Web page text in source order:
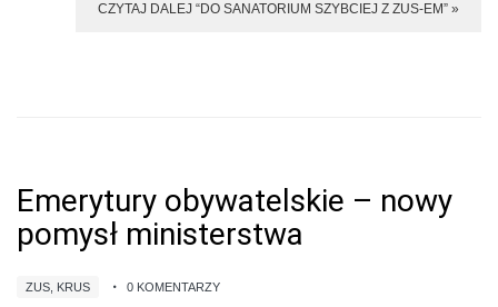
CZYTAJ DALEJ “DO SANATORIUM SZYBCIEJ Z ZUS-EM” »
Emerytury obywatelskie – nowy
pomysł ministerstwa
ZUS, KRUS 0 KOMENTARZY